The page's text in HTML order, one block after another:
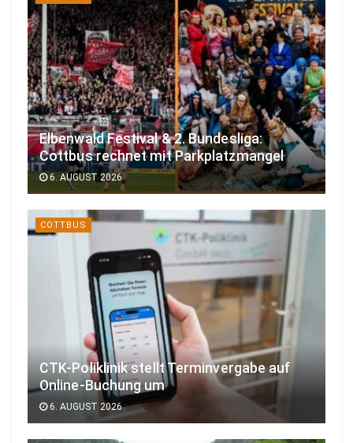
Elbenwald Festival & 2. Bundesliga:
Cottbus rechnet mit Parkplatzmangel
6. AUGUST 2026
COTTBUS
CTK-Poliklinik stellt Terminvergabe auf
Online-Buchung um
6. AUGUST 2026